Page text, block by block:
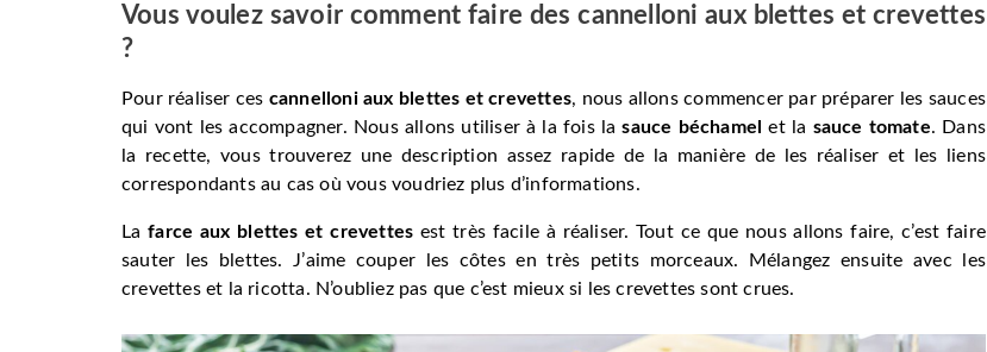
Vous voulez savoir comment faire des cannelloni aux blettes et crevettes
?
Pour réaliser ces cannelloni aux blettes et crevettes, nous allons commencer par préparer les sauces
qui vont les accompagner. Nous allons utiliser à la fois lasauce béchamel et la sauce tomate. Dans
la recette, vous trouverez une description assez rapide de la manière de les réaliser et les liens
correspondants au cas où vous voudriez plus d’informations.
Lafarce aux blettes et crevettes est très facile à réaliser. Tout ce que nous allons faire, c’est faire
sauter les blettes. J’aime couper les côtes en très petits morceaux. Mélangez ensuite avec les
crevettes et la ricotta. N’oubliez pas que c’est mieux si les crevettes sont crues.